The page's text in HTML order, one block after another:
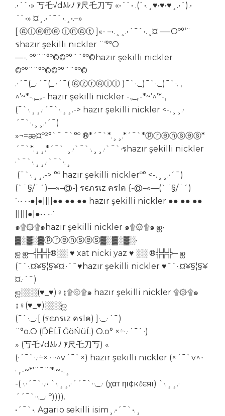
.•´`•» 丂乇√dﾑﾚﾉ ｱ尺乇刀丂 «•´`• .(`•.¸♥•♥•♥¸.•´).•
´`•» ¤¸.•´¯`•.¸•.–»
[ ⓐⓛⓔⓜⓔ ⓘⓝⓐⓣ ]«- –•.¸¸.•´¯`•.¸¤ —-Oº°‘¨
รhazır şekilli nickler ¨‘°ºO
—-. º°¨¨°º©©º°¨¨°º©hazır şekilli nickler
©º°¨¨°º©©º°¨¨°º©
.·´¯(_.·´¯(_.·´¯( ⓐⓩⓡⓐⓘⓛ )¯`·._)¯`·._)¯`·. ,
^’~*-.,_,.- hazır şekilli nickler -.,_,.-*~’^’*-,
(¯`·.¸¸.·´¯`·.¸¸.-> hazır şekilli nickler <-.¸¸.·
´¯`·.¸¸.·´¯)
»¬=æ¤º²°`¯ ¯`°º ®*´¯`*.¸¸.* ´¯`*ⓟⓡⓔⓝⓢⓔⓢ*
´¯`*.¸¸.*´¯` ¸.·`¯`·.¸¸.·`¯`·รhazır şekilli nickler
·`¯`·.¸¸.·`¯`·.¸
(¯`·.¸¸.-> °º hazır şekilli nicklerº° <-.¸¸.·´¯)
(`¨§/¨´)—»–@-} รєภรเz ครlค {-@–«—(`¨§/¨´)
˙·٠٠•●|●||||●● ●● ●● hazır şekilli nickler ●● ●● ●●
|||||●|●•٠٠·˙
๑۩۞۩๑hazır şekilli nickler ๑۩۞۩๑ ஐ•
▓░▓░▓ⓟⓡⓔⓝⓢⓔⓢ▓░▓░▓░•
ஐ ஐ─╬╬╬®░░ ♥ xat nicki yaz ♥ ░░ ®╬╬╬─ ஐ
(¯`·.¤¥§¦§¥¤.·´¯♥hazır şekilli nickler ♥¯`·.¤¥§¦§¥
¤.·´¯)
ஐ░░░(♥_♥)♀↨۩۞۩๑ hazır şekilli nickler ۩۞۩๑
↨♀(♥_♥)░░░ஐ
(¯`·._.·[ (รєภรเz ครlค) ]·._.·´¯)
¨°o.O (ĎĔĹĨ ĞöŃüĹ) O.o° ×÷·.·´¯`·)
» (丂乇√dﾑﾚﾉ ｱ尺乇刀丂) «
(·´¯`·.·÷× · ··^v´¯`×) hazır şekilli nickler (×´¯`v^··
· ,.-~*’¨¯¨’*·~-.¸
-( ·.·´¯`·.·• `·.¸¸.·´´¯`··._.· (χαт ηι¢кℓєяι) `·.¸¸.·
´´¯`··._.· º)))).
•´¯`•. Agario sekilli isim¸.•´¯`•.¸